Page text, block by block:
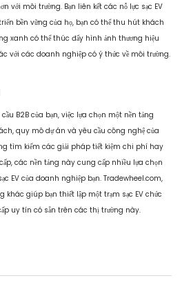
với môi trường. Bạn liên kết các nỗ lực sạc EV
bền vững của họ, bạn có thể thu hút khách
xanh có thể thúc đẩy hình ảnh thương hiệu
với các doanh nghiệp có ý thức về môi trường.
B2B của bạn, việc lựa chọn một nền tảng
quy mô dự án và yêu cầu công nghệ của
tìm kiếm các giải pháp tiết kiệm chi phí hay
các nền tảng này cung cấp nhiều lựa chọn
EV của doanh nghiệp bạn. Tradewheel.com,
giúp bạn thiết lập một trạm sạc EV chức
uy tín có sẵn trên các thị trường này.